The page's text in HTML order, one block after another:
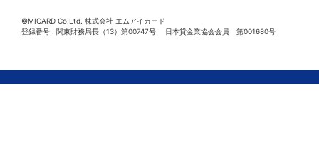
©MICARD Co.Ltd. 株式会社 エムアイカード
登録番号 : 関東財務局長（13）第00747号 日本貸金業協会会員 第001680号